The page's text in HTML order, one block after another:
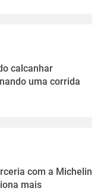
calcanhar
uma corrida
com a Michelin
mais